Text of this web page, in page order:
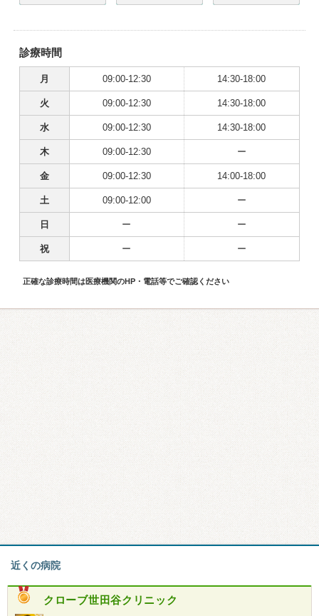
診療時間
月 09:00-12:30 14:30-18:00
火 09:00-12:30 14:30-18:00
水 09:00-12:30 14:30-18:00
木 09:00-12:30 ー
金 09:00-12:30 14:00-18:00
土 09:00-12:00 ー
日 ー ー
祝 ー ー
正確な診療時間は医療機関のHP・電話等でご確認ください
近くの病院
クローブ世田谷クリニック